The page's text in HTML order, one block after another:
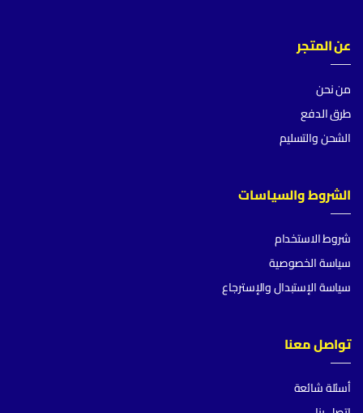
عن المتجر
من نحن
طرق الدفع
الشحن والتسليم
الشروط والسياسات
شروط الاستخدام
سياسة الخصوصية
سياسة الإستبدال والإسترجاع
تواصل معنا
أسئلة شائعة